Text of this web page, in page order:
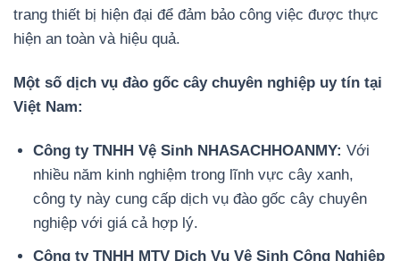
trang thiết bị hiện đại để đảm bảo công việc được thực
hiện an toàn và hiệu quả.
Một số dịch vụ đào gốc cây chuyên nghiệp uy tín tại
Việt Nam:
Công ty TNHH Vệ Sinh NHASACHHOANMY: Với
nhiều năm kinh nghiệm trong lĩnh vực cây xanh,
công ty này cung cấp dịch vụ đào gốc cây chuyên
nghiệp với giá cả hợp lý.
Công ty TNHH MTV Dịch Vụ Vệ Sinh Công Nghiệp